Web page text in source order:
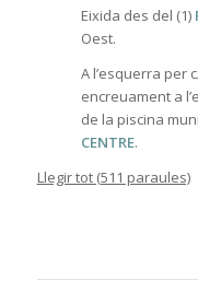
Eixida des del (1)
Oest.
A l’esquerra per
encreuament a
de la piscina
CENTRE.
Llegir tot (511 paraules)